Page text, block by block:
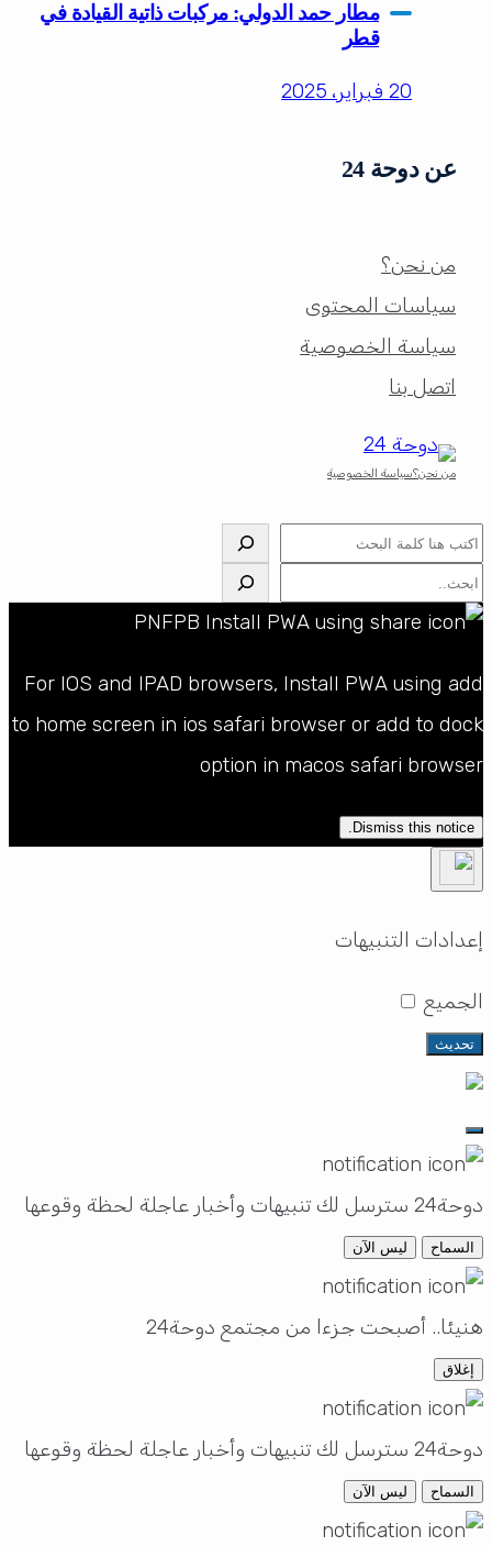
مطار حمد الدولي: مركبات ذاتية القيادة في
قطر
20 فبراير، 2025
عن دوحة 24
من نحن؟
سياسات المحتوى
سياسة الخصوصية
اتصل بنا
من نحن؟سياسة الخصوصية
البحث
البحث
For IOS and IPAD browsers, Install PWA using add
to home screen in ios safari browser or add to dock
option in macos safari browser
Dismiss this notice.
إعدادات التنبيهات
الجميع
تحديث
دوحة24 سترسل لك تنبيهات وأخبار عاجلة لحظة وقوعها
السماح ليس الآن
هنيئا.. أصبحت جزءا من مجتمع دوحة24
إغلاق
دوحة24 سترسل لك تنبيهات وأخبار عاجلة لحظة وقوعها
السماح ليس الآن